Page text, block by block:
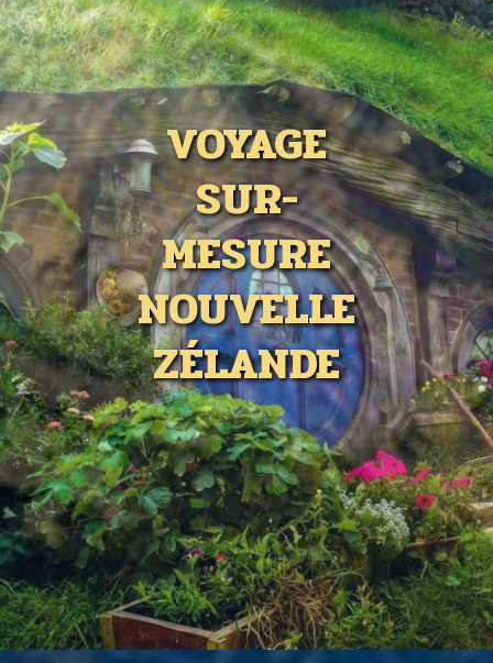
VOYAGE
SUR-
MESURE
NOUVELLE
ZÉLANDE